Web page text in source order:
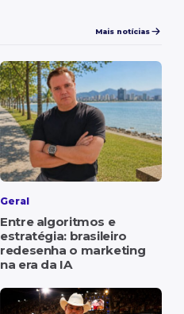
Mais notícias
Geral
Entre algoritmos e
estratégia: brasileiro
redesenha o marketing
na era da IA